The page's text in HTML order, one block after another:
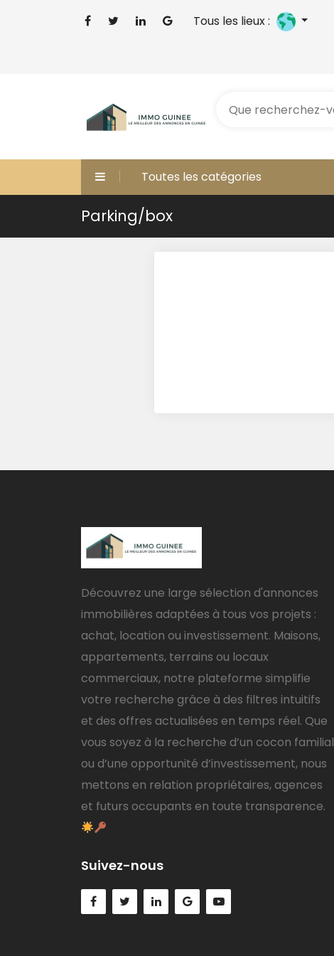
Tous les lieux :
Toutes les catégories
Parking/box
Découvrez une large sélection d'annonces
immobilières adaptées à tous vos projets :
achat, location ou investissement. Maisons,
appartements, terrains ou locaux
commerciaux, notre plateforme simplifie
votre recherche grâce à des filtres intuitifs
et des offres actualisées en temps réel. Que
vous soyez à la recherche d’un cocon familial
ou d’une opportunité d’investissement, nous
mettons en relation propriétaires, agences
et futurs occupants en toute transparence.
Suivez-nous